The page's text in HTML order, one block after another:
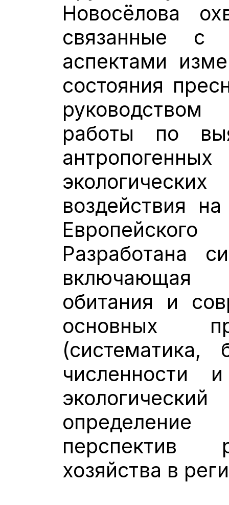
Новосёлова
связанные с
аспектами
состояния
работы по
воздействия
Разработана
включающая
обитания и
основных
(систематика,
численности
перспектив
хозяйства в